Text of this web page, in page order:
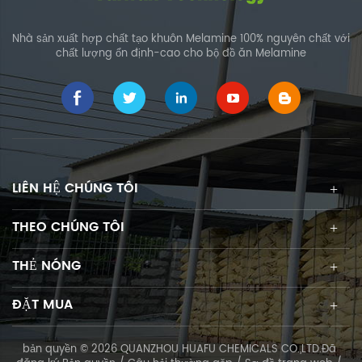
Nhà sản xuất hợp chất tạo khuôn Melamine 100% nguyên chất với
chất lượng ổn định-cao cho bộ đồ ăn Melamine
LIÊN HỆ CHÚNG TÔI
THEO CHÚNG TÔI
THẺ NÓNG
ĐẶT MUA
bản quyền © 2026 QUANZHOU HUAFU CHEMICALS CO.,LTD.Đã